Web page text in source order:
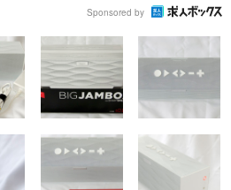
Sponsored by